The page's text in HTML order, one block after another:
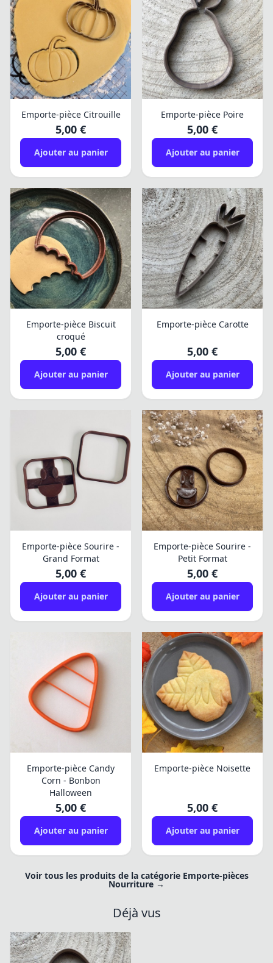
Emporte-pièce Citrouille
5,00 €
Ajouter au panier
Emporte-pièce Poire
5,00 €
Ajouter au panier
Emporte-pièce Biscuit
croqué
5,00 €
Ajouter au panier
Emporte-pièce Carotte
5,00 €
Ajouter au panier
Emporte-pièce Sourire -
Grand Format
5,00 €
Ajouter au panier
Emporte-pièce Sourire -
Petit Format
5,00 €
Ajouter au panier
Emporte-pièce Candy
Corn - Bonbon
Halloween
5,00 €
Ajouter au panier
Emporte-pièce Noisette
5,00 €
Ajouter au panier
Voir tous les produits de la catégorie Emporte-pièces
Nourriture →
Déjà vus